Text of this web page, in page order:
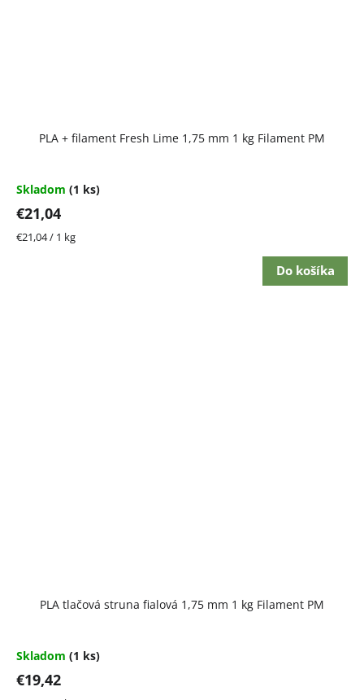
PLA + filament Fresh Lime 1,75 mm 1 kg Filament PM
Skladom (1 ks)
€21,04
Jednotková
€21,04 / 1 kg
Do košíka
PLA tlačová struna fialová 1,75 mm 1 kg Filament PM
Skladom (1 ks)
€19,42